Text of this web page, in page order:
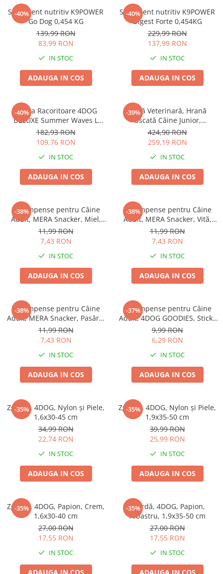
Îngrijire Păsări
Așternut Igienic Păsări
Rozătoare
Hrană Rozătoare
Meniuri Rozătoare
Delicii Rozătoare
Batoane Rozătoare
Îngrijire Rozătoare
Așternut Igienic Rozătoare
Cuști Rozătoare
Pești
Acvarii
Accesorii Acvarii
Hrană Pești
Hrană Broaște Țestoase
Întreținere Acvariu
Tratament Apă
-40%
Supliment nutritiv K9POWER
Go Dog 0,454 KG
139,99 RON
83,99 RON
IN STOC
ADAUGA IN COS
-40%
Supliment nutritiv K9POWER
Digest Forte 0,454KG
229,99 RON
137,99 RON
IN STOC
ADAUGA IN COS
-40%
Saltea Racoritoare 4DOG
DELUXE Summer Waves L
77x46cm
182,93 RON
109,76 RON
IN STOC
ADAUGA IN COS
-39%
Dietă Veterinară, Hrană
Uscată Câine Junior,
EXCLUSION Intestinal, Toate
Rasele, Porc și Orez, 12kg
424,90 RON
259,19 RON
IN STOC
ADAUGA IN COS
-38%
Recompense pentru Câine
Adult, MERA Snacker, Miel,
200g
11,99 RON
7,43 RON
IN STOC
ADAUGA IN COS
-38%
Recompense pentru Câine
Adult, MERA Snacker, Vită,
200g
11,99 RON
7,43 RON
IN STOC
ADAUGA IN COS
-38%
Recompense pentru Câine
Adult, MERA Snacker, Pasăre,
200g
11,99 RON
7,43 RON
IN STOC
ADAUGA IN COS
-37%
Recompense pentru Câine
Adult, 4DOG GOODIES, Sticks
din Orez, Talie Mică, 12 cm, 6
bucăți/pungă
9,99 RON
6,29 RON
IN STOC
ADAUGA IN COS
-35%
Zgardă, 4DOG, Nylon și Piele,
1,6x30-45 cm
34,99 RON
22,74 RON
IN STOC
ADAUGA IN COS
-35%
Zgardă, 4DOG, Nylon și Piele,
1,9x35-50 cm
39,99 RON
25,99 RON
IN STOC
ADAUGA IN COS
-35%
Zgardă, 4DOG, Papion, Crem,
1,6x30-40 cm
27,00 RON
17,55 RON
IN STOC
-35%
Zgardă, 4DOG, Papion,
Albastru, 1,9x35-50 cm
27,00 RON
17,55 RON
IN STOC